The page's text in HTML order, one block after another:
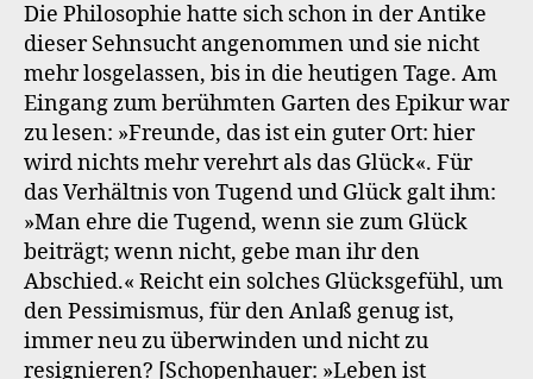
Die Philosophie hatte sich schon in der Antike
dieser Sehnsucht angenommen und sie nicht
mehr losgelassen, bis in die heutigen Tage. Am
Eingang zum berühmten Garten des Epikur war
zu lesen: »Freunde, das ist ein guter Ort: hier
wird nichts mehr verehrt als das Glück«. Für
das Verhältnis von Tugend und Glück galt ihm:
»Man ehre die Tugend, wenn sie zum Glück
beiträgt; wenn nicht, gebe man ihr den
Abschied.« Reicht ein solches Glücksgefühl, um
den Pessimismus, für den Anlaß genug ist,
immer neu zu überwinden und nicht zu
resignieren? [Schopenhauer: »Leben ist